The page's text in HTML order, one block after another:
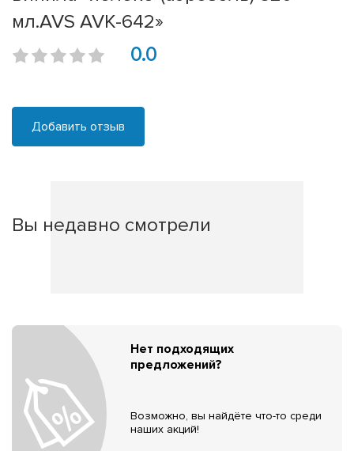
мл.AVS AVK-642»
0.0
Добавить отзыв
Вы недавно смотрели
Нет подходящих
предложений?
Возможно, вы найдёте что-то среди
наших акций!